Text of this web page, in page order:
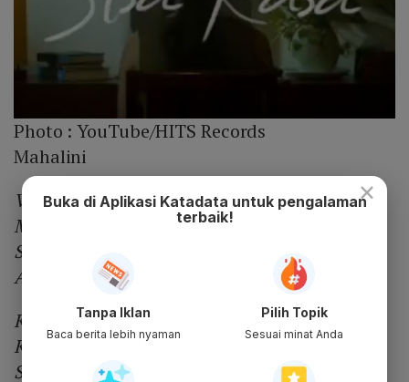
Photo :YouTube/HITS Records
Mahalini
Verse 1
Melihatmu bahagia
Satu hal yang terindah
Anugrah cinta yang pernah kupunya
Kau buat ku percaya
Ketulusan Cinta
Seakan kisah sempurna kan tiba
×
Buka di Aplikasi Katadata untuk pengalaman
terbaik!
Tanpa Iklan
Baca berita lebih nyaman
Pilih Topik
Sesuai minat Anda